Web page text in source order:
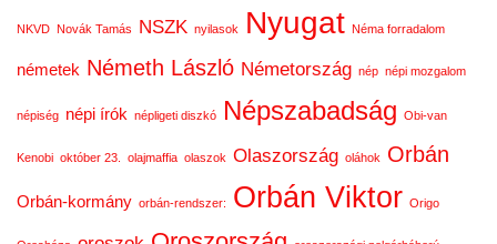
NKVD Novák Tamás NSZK nyilasok Nyugat Néma forradalom
németek Németh László Németország nép népi mozgalom
népiség népi írók népligeti diszkó Népszabadság Obi-van
Kenobi október 23. olajmaffia olaszok Olaszország oláhok Orbán
Orbán-kormány orbán-rendszer: Orbán Viktor Origo